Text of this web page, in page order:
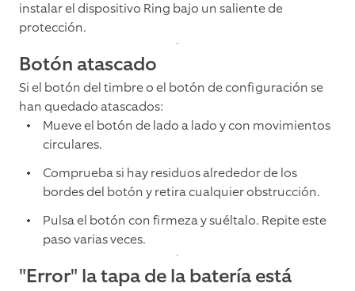
instalar el dispositivo Ring bajo un saliente de
protección.
Botón atascado
Si el botón del timbre o el botón de configuración se
han quedado atascados:
Mueve el botón de lado a lado y con movimientos
circulares.
Comprueba si hay residuos alrededor de los
bordes del botón y retira cualquier obstrucción.
Pulsa el botón con firmeza y suéltalo. Repite este
paso varias veces.
"Error" la tapa de la batería está